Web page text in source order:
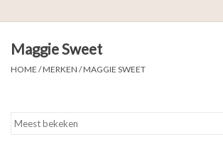
HEREN
SALE DAMES
Maggie Sweet
HOME /MERKEN /MAGGIE SWEET